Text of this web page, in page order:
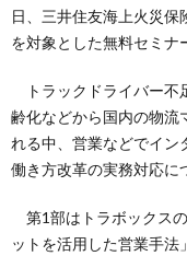
日、三井住友海上火災
を対象とした無料セミナ
トラックドライバー不
齢化などから国内の物流
れる中、営業などでイン
働き方改革の実務対応に
第1部はトラボックス
ットを活用した営業手